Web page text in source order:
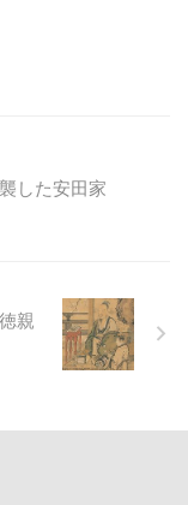
した安田家
親